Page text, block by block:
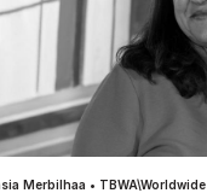
Merbilhaa • TBWA\Worldwide